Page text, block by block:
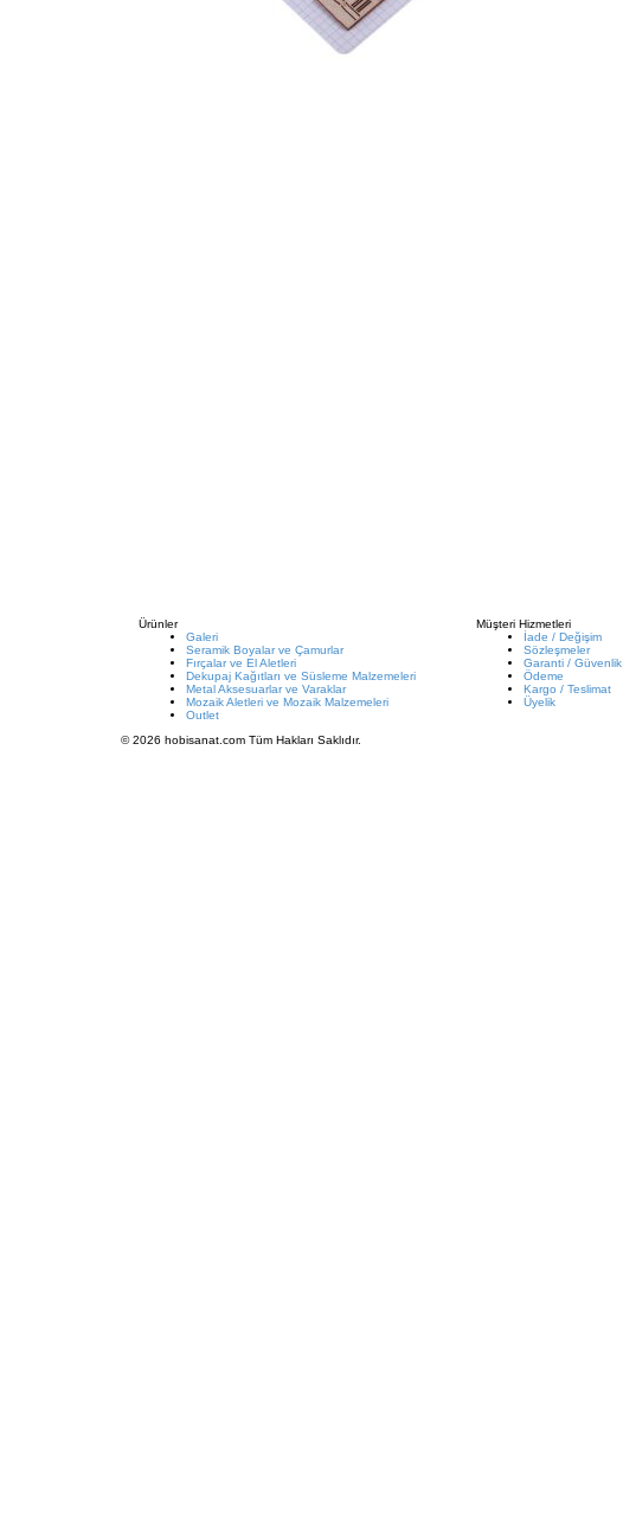
Ürünler
Galeri
Seramik Boyalar ve Çamurlar
Fırçalar ve El Aletleri
Dekupaj Kağıtları ve Süsleme Malzemeleri
Metal Aksesuarlar ve Varaklar
Mozaik Aletleri ve Mozaik Malzemeleri
Outlet
Müşteri Hizmetleri
İade / Değişim
Sözleşmeler
Garanti / Güvenlik
Ödeme
Kargo / Teslimat
Üyelik
© 2026 hobisanat.com Tüm Hakları Saklıdır.